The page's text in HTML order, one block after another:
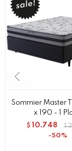
Sommier Master
x 190 - 1
$ 10.748 $
50